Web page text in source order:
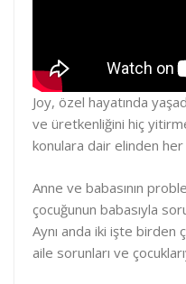
Joy, özel hayatında
ve üretkenliğini hiç
konulara dair elinden
Anne ve babasının
çocuğunun babasıyla
Aynı anda iki işte birden
aile sorunları ve